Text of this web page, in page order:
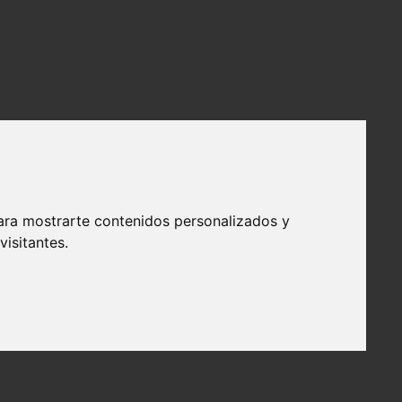
mostrarte contenidos personalizados y